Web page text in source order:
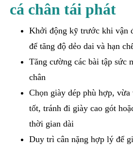
cá chân tái phát
Khởi động kỹ trước khi vận
để tăng độ dẻo dai và hạn
Tăng cường các bài tập sức
chân
Chọn giày dép phù hợp,
tốt, tránh đi giày cao gót
thời gian dài
Duy trì cân nặng hợp lý để